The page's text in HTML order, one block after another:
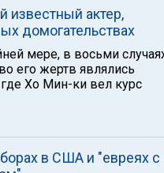
известный актер,
домогательствах
мере, в восьми
его жертв являлись
где Хо Мин-ки вел курс
в США и "евреях с